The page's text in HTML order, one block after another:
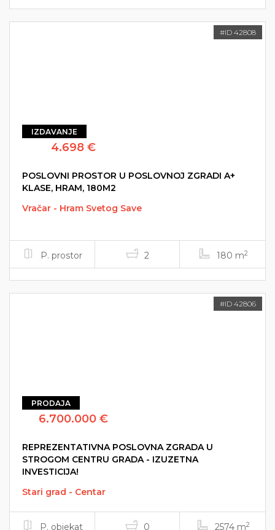
#ID 42808
IZDAVANJE
4.698 €
POSLOVNI PROSTOR U POSLOVNOJ ZGRADI A+
KLASE, HRAM, 180M2
Vračar - Hram Svetog Save
P. prostor 2 180 m2
#ID 42806
PRODAJA
6.700.000 €
REPREZENTATIVNA POSLOVNA ZGRADA U
STROGOM CENTRU GRADA - IZUZETNA
INVESTICIJA!
Stari grad - Centar
P. objekat 0 2574 m2